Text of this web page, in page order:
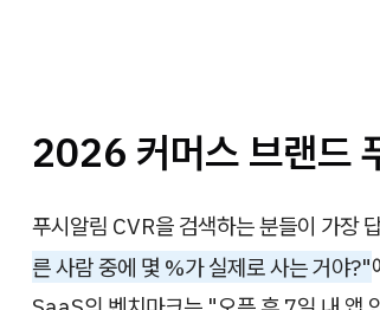
2026 커머스 브랜드
푸시알림 CVR을 검색하는 분들이 가장
른 사람 중에 몇 %가 실제로 사는 거야?"